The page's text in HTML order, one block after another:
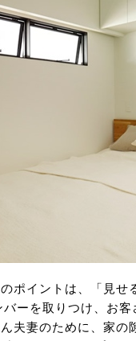
ポイントは、「見せ
ーを取りつけ、お
夫妻のために、家